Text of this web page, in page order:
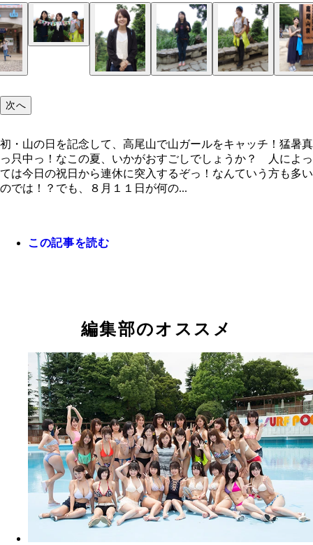
初・山の日を記念して、高尾山で山ガールをキャ
とりとりちゃん
りさちゃん
左からりさちゃん、とりとりちゃん
まいけるちゃん
しみちゃん
アリちゃん
ケリーちゃん
こまりちゃん
左からMomoちゃん、Haruちゃん
ゆうこちゃん
ひーとんちゃん
りーたんちゃん
れぇーこさぁーんちゃん
ももちゃん
エリューちゃん
高尾山に生きづく自然
高尾山に生きづく自然
次へ
初・山の日を記念して、高尾山で山ガールをキャッチ！猛暑真
っ只中っ！なこの夏、いかがおすごしでしょうか？ 人によっ
ては今日の祝日から連休に突入するぞっ！なんていう方も多い
のでは！？でも、８月１１日が何の...
この記事を読む
編集部のオススメ